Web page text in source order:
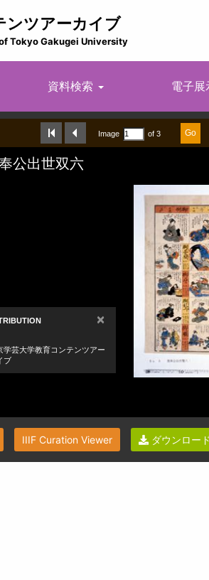
ンツアーカイブ
Tokyo Gakugei University
資料検索 電子展
IIIF Curation Viewer ダウンロー